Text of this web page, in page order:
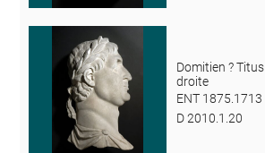
Domitien ?
droite
ENT 1875.1713
D 2010.1.20